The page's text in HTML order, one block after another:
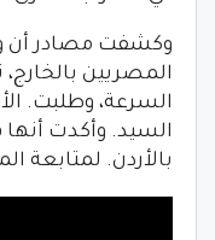
وكشفت مصادر أن
المصريين
السرعة، وطلبت.
السيد. وأكدت
بالأردن. لمتابعة